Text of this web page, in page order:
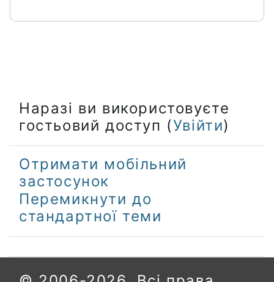
Наразі ви використовуєте
гостьовий доступ (Увійти)
Отримати мобільний
застосунок
Перемикнути до
стандартної теми